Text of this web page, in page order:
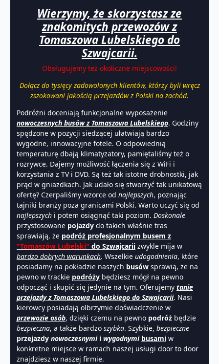
Wierzymy, że skorzystasz ze
znakomitych przewozów z
Tomaszowa Lubelskiego do
Szwajcarii.
Obsługujemy też okoliczne miejscowości!
Dołącz do tysięcy zadowolonych klientów, którzy byli wręcz
zszokowani jakością przejazdów z Polski na zachód.
Podróżni doceniają funkcjonalne wyposażenie
nowoczesnych busów z Tomaszowa Lubelskiego. Godziny
spędzone w pozycji siedzącej ułatwiają bardzo
wygodne, innowacyjne fotele. O odpowiednią
temperaturę dbają klimatyzatory, pamiętaliśmy też o
rozrywce. Dajemy możliwość łączenia się z WiFi i
korzystania z TV i DVD. Są też tak istotne drobnostki, jak
prąd w gniazdkach. Jak udało się stworzyć tak unikatową
ofertę? Czerpaliśmy wzorce od najlepszych, poznając
tajniki branży poza granicami Polski. Warto uczyć się od
najlepszych i potem osiągnąć taki poziom. Doskonale
przystosowane pojazdy do takich właśnie tras
sprawiają, że podróż profesjonalnym busem z
"Tomaszów Lubelski" do Szwajcarii zwykle mija w
bardzo dobrych warunkach. Wszelkie udogodnienia, które
posiadamy na pokładzie naszych busów sprawią, że na
pewno w trackie podróży będziesz mógł na pewno
odpocząć i skupić się jedynie na tym. Oferujemy tanie
przejazdy z Tomaszowa Lubelskiego do Szwajcarii. Nasi
kierowcy posiadają olbrzymie doświadczenie w
przewozie osób, dzięki czemu na pewno podróż będzie
bezpieczna, a także bardzo szybka. Szybkie, bezpieczne
przejazdy nowoczesnymii wygodnymi busami w
konkretne miejsce w ramach naszej usługi door to door
znajdziesz w naszej firmie.